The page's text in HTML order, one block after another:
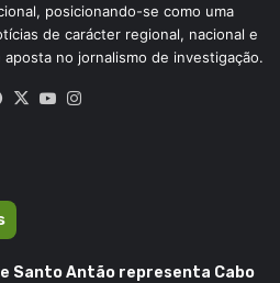
posicionando-se como uma
de carácter regional, nacional e
no jornalismo de investigação.
Facebook
X YouTube
Santo Antão representa Cabo